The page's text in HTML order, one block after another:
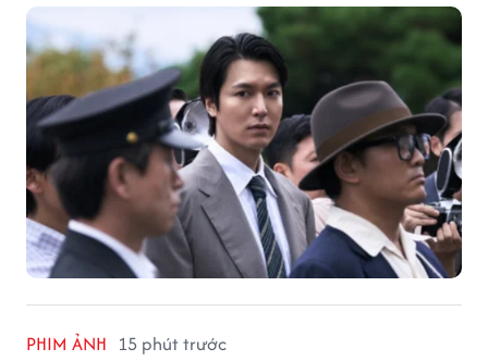
PHIM ẢNH 15 phút trước